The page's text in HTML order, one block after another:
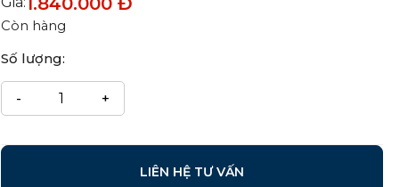
Còn hàng
Số lượng:
LIÊN HỆ TƯ VẤN